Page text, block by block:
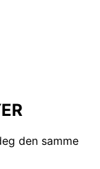
den samme